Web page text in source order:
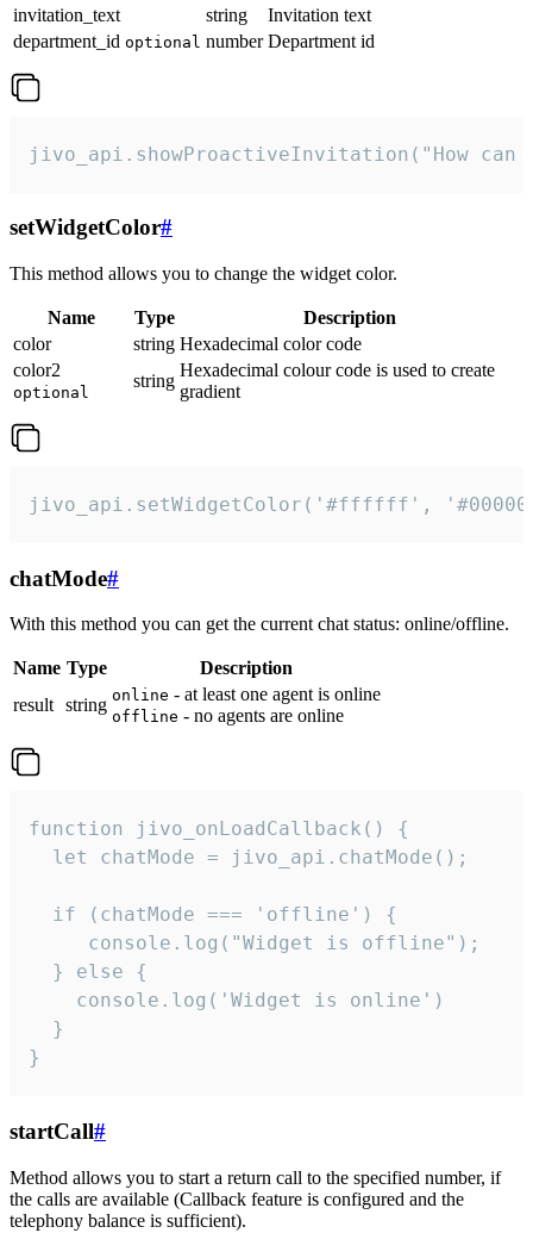
invitation_text
string
Invitation text
department_id optional number Department id
jivo_api.showProactiveInvitation("How
setWidgetColor#
This method allows you to change the widget color.
Name Type
Description
color
string Hexadecimal color code
color2
optional
string
Hexadecimal colour code is used to create
gradient
jivo_api.setWidgetColor('#ffffff',
chatMode#
With this method you can get the current chat status: online/offline.
Name Type
Description
result string online - at least one agent is online
offline - no agents are online
function jivo_onLoadCallback() {
  let chatMode = jivo_api.chatMode();
  if (chatMode === 'offline') {
     console.log("Widget is offline");
  } else {
    console.log('Widget is online')
  }
}
startCall#
Method allows you to start a return call to the specified number, if
the calls are available (Callback feature is configured and the
telephony balance is sufficient).